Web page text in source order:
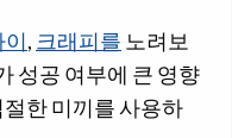
이, 크래피를 노려보
성공 여부에 큰 영향
한 미끼를 사용하